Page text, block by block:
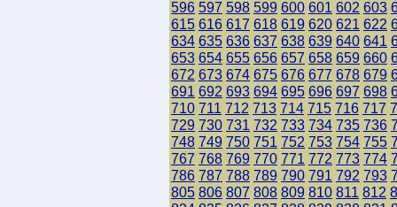
596 597 598 599 600 601 602 603
615 616 617 618 619 620 621 622
634 635 636 637 638 639 640 641
653 654 655 656 657 658 659 660
672 673 674 675 676 677 678 679
691 692 693 694 695 696 697 698
710 711 712 713 714 715 716 717
729 730 731 732 733 734 735 736
748 749 750 751 752 753 754 755
767 768 769 770 771 772 773 774
786 787 788 789 790 791 792 793
805 806 807 808 809 810 811 812